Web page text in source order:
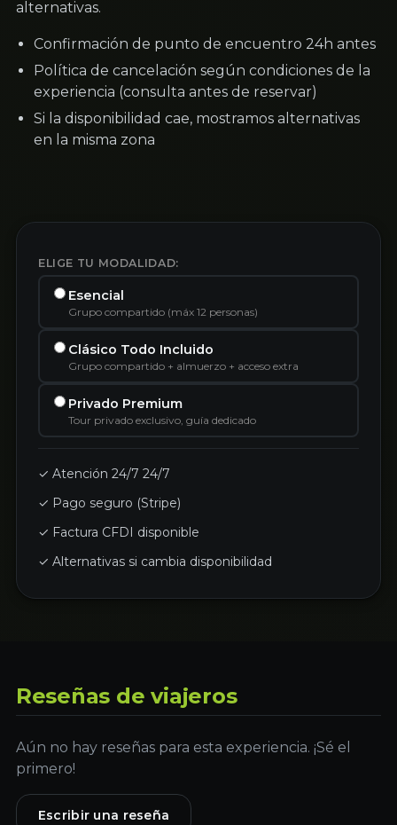
alternativas.
Confirmación de punto de encuentro 24h antes
Política de cancelación según condiciones de la
experiencia (consulta antes de reservar)
Si la disponibilidad cae, mostramos alternativas
en la misma zona
ELIGE TU MODALIDAD:
Esencial
Grupo compartido (máx 12 personas)
Clásico Todo Incluido
Grupo compartido + almuerzo + acceso extra
Privado Premium
Tour privado exclusivo, guía dedicado
✓ Atención 24/7 24/7
✓ Pago seguro (Stripe)
✓ Factura CFDI disponible
✓ Alternativas si cambia disponibilidad
Reseñas de viajeros
Aún no hay reseñas para esta experiencia. ¡Sé el
primero!
Escribir una reseña